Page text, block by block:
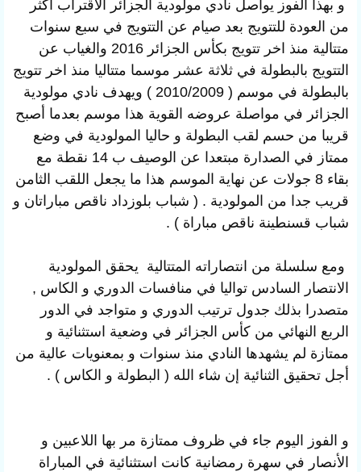
و بهذا الفوز يواصل نادي مولودية الجزائر الاقتراب اكثر
من العودة للتتويج بعد صيام عن التتويج في سبع سنوات
متتالية منذ اخر تتويج بكأس الجزائر 2016 والغياب عن
التتويج بالبطولة في ثلاثة عشر موسما متتاليا منذ اخر تتويج
بالبطولة في موسم ( 2010/2009 ) ويهدف
نادي مولودية
الجزائر في مواصلة عروضه القوية هذا موسم بعدما أصبح
قريبا من حسم لقب البطولة و حاليا المولودية في وضع
ممتاز في الصدارة مبتعدا عن الوصيف ب 14 نقطة مع
بقاء 8 جولات عن نهاية الموسم هذا ما يجعل اللقب الثامن
قريب جدا من المولودية . ( شباب بلوزداد ناقص مباراتان و
شباب قسنطينة ناقص مباراة ) .
ومع سلسلة من انتصاراته المتتالية يحقق المولودية
الانتصار السادس تواليا في منافسات الدوري و الكاس ,
متصدرا بذلك جدول ترتيب الدوري و متواجد في الدور
الربع النهائي من كأس الجزائر في وضعية استثنائية و
ممتازة لم يشهدها النادي منذ سنوات و بمعنويات عالية من
أجل تحقيق الثنائية إن شاء الله ( البطولة و الكاس ) .
و الفوز اليوم جاء في ظروف ممتازة مر بها اللاعبين و
الأنصار في سهرة رمضانية كانت استثنائية في المباراة